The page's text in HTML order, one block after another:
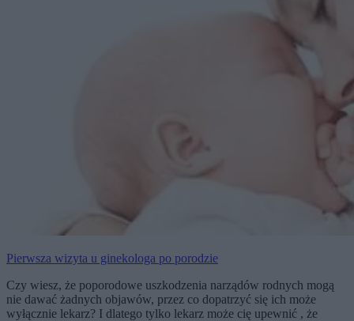
Pierwsza wizyta u ginekologa po porodzie
Czy wiesz, że poporodowe uszkodzenia narządów rodnych mogą
nie dawać żadnych objawów, przez co dopatrzyć się ich może
wyłącznie lekarz? I dlatego tylko lekarz może cię upewnić , że